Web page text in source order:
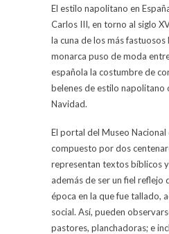
El estilo napolitano en
Carlos III, en torno al siglo
la cuna de los más fastuosos
monarca puso de moda
española la costumbre de
belenes de estilo napolitano
Navidad.
El portal del Museo Nacional
compuesto por dos
representan textos bíblicos
además de ser un fiel reflejo
época en la que fue tallado,
social. Así, pueden
pastores, planchadoras; e